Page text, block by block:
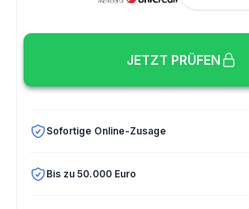
JETZT PRÜFEN
Sofortige Online-Zusage
Bis zu 50.000 Euro